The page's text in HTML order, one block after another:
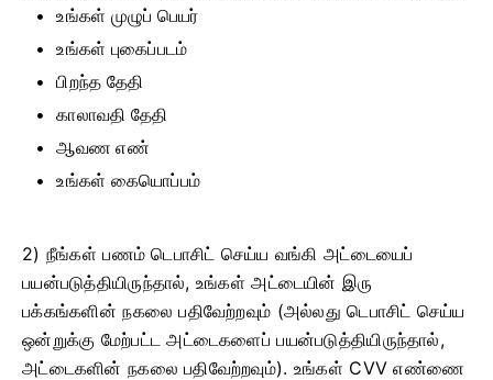
உங்கள் முழுப் பெயர்
உங்கள் புகைப்படம்
பிறந்த தேதி
காலாவதி தேதி
ஆவண எண்
உங்கள் கையொப்பம்
2) நீங்கள் பணம் டெபாசிட் செய்ய வங்கி அட்டையைப்
பயன்படுத்தியிருந்தால், உங்கள் அட்டையின் இரு
பக்கங்களின் நகலை பதிவேற்றவும் (அல்லது டெபாசிட் செய்ய
ஒன்றுக்கு மேற்பட்ட அட்டைகளைப் பயன்படுத்தியிருந்தால்,
அட்டைகளின் நகலை பதிவேற்றவும்). உங்கள் CVV எண்ணை